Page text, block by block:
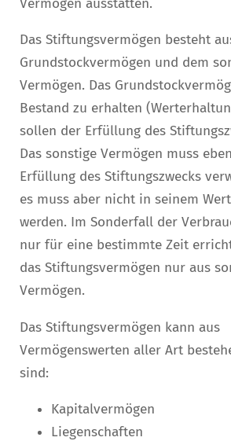
Vermögen ausstatten.
Das Stiftungsvermögen besteht
Grundstockvermögen und dem
Vermögen. Das
Bestand zu erhalten
sollen der Erfüllung des
Das sonstige Vermögen muss
Erfüllung des Stiftungszwecks
es muss aber nicht in seinem
werden. Im Sonderfall der
nur für eine bestimmte Zeit
das Stiftungsvermögen nur aus
Vermögen.
Das Stiftungsvermögen kann aus
Vermögenswerten aller Art
sind:
Kapitalvermögen
Liegenschaften